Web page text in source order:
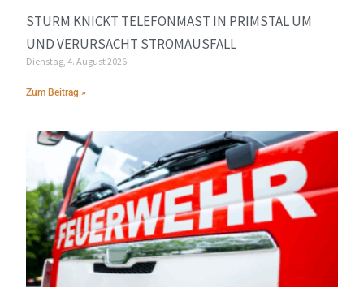
STURM KNICKT TELEFONMAST IN PRIMSTAL UM
UND VERURSACHT STROMAUSFALL
Dienstag, 4. August 2026
Zum Beitrag »